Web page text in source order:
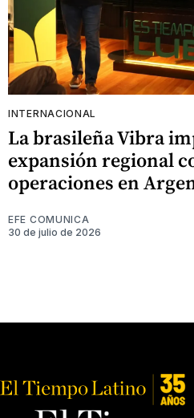
INTERNACIONAL
La brasileña Vibra
expansión regional
operaciones en
EFE COMUNICA
30 de julio de 2026